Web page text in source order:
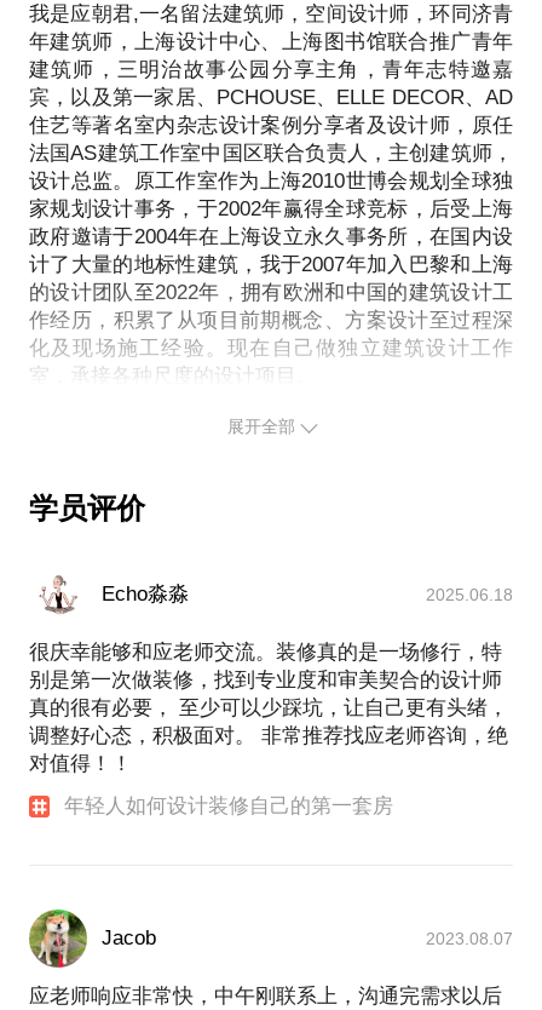
就在忙忙碌碌中被简陋地度过。其实，生活不必如
此。
我的自宅改造项目《40平，10万，150天》引发了大
量关注，同时该项目也在“第三届环同济青年设计师
展”上脱颖而出。《40平，10万，150天》告诉我
们：“装修不用很贵，却可以对生活品质有极大改善，
关键是了解自己想要的，并设计自己的生活方式，这
也是装修的本质意义。”这位梦想改造家，用他对设计
的理解，对生活的理解，给自己，给城市中千千万万
梦想改变生活的我们，筑了一个触手可及的梦。
建筑师的我更加懂得如何把控空间节奏，懂得在合理
的尺度下尽可能完善和实施设计理念。理念要通过技
术去实现，所谓技术就包括指导工匠的图纸、所选用
的。但是不管涉及多少的技术或者专业知识，即使你
生活方式很清晰的构想，技术和工程手段都是为这个
针对不同户型空间给出合理布局建议；
针对年轻人购房给出一定的空间设计和选房建议。
PS.在选择与我见面前，请把你的问题更具体化。毕
竟1.5小时左右的谈话只能解决一个小问题。请把你的
问题提前发给我，方便我做更精确的准备，提升见面
我是应朝君,一名留法建筑师，空间设计师，环同济青
年建筑师，上海设计中心、上海图书馆联合推广青年
建筑师，三明治故事公园分享主角，青年志特邀嘉
宾，以及第一家居、PCHOUSE、ELLE DECOR、AD
住艺等著名室内杂志设计案例分享者及设计师，原任
法国AS建筑工作室中国区联合负责人，主创建筑师，
设计总监。原工作室作为上海2010世博会规划全球独
家规划设计事务，于2002年赢得全球竞标，后受上海
政府邀请于2004年在上海设立永久事务所，在国内设
计了大量的地标性建筑，我于2007年加入巴黎和上海
的设计团队至2022年，拥有欧洲和中国的建筑设计工
作经历，积累了从项目前期概念、方案设计至过程深
化及现场施工经验。现在自己做独立建筑设计工作
室，承接各种尺度的设计项目。
拥有10年的设计从业经验，作为建筑工作室主创建筑
场、盘龙城遗址博物馆、成都艺术会所（在建）、峨
Radio France 法国广播电视台改扩建、证大喜玛拉雅
多功能剧场室内设计、联合办公室内设计研究等等，
我的自宅改造项目在“环同济青年设计师展”上的脱颖
而出，我的作品《40平，10万，150天》也在网上被
网友大量转发并引起热议，他让我们发现“哇，原来家
装可以这样设计！”
“作为设计师，自己的房子不可能不好好‘作’一下。”于
是近半年的时间我细心打造了这个小小的窝。“我想用
自己对设计的理解，对生活的理解，将自己的生活改
并设计自己的生活方式，这是装修本质的意义。”
做设计和改造是一件非常开心的事，也是营造一种生
展开全部
学员评价
Echo淼淼 2025.06.18
很庆幸能够和应老师交流。装修真的是一场修行，特
别是第一次做装修，找到专业度和审美契合的设计师
真的很有必要， 至少可以少踩坑，让自己更有头绪，
调整好心态，积极面对。 非常推荐找应老师咨询，绝
对值得！！
年轻人如何设计装修自己的第一套房
Jacob 2023.08.07
应老师响应非常快，中午刚联系上，沟通完需求以后